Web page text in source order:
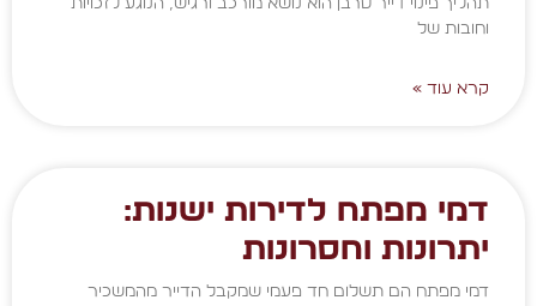
תהליך פינוי דייר סרבן הוא נושא מורכב ורגיש, הנוגע לזכויות
וחובות של
קרא עוד »
דמי מפתח לדירות ישנות:
יתרונות וחסרונות
דמי מפתח הם תשלום חד פעמי שמקבל הדייר מהמשכיר